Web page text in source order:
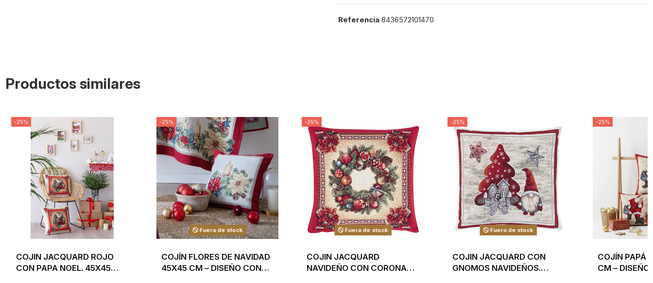
Referencia 8436572101470
Productos similares
-25%
COJIN JACQUARD ROJO
CON PAPA NOEL. 45X45
-25%
Fuera de stock
COJÍN FLORES DE NAVIDAD
45X45 CM – DISEÑO CON
-25%
Fuera de stock
COJIN JACQUARD
NAVIDEÑO CON CORONA
-25%
Fuera de stock
COJIN JACQUARD CON
GNOMOS NAVIDEÑOS.
-25%
COJÍN PAPÁ
CM – DISEÑO